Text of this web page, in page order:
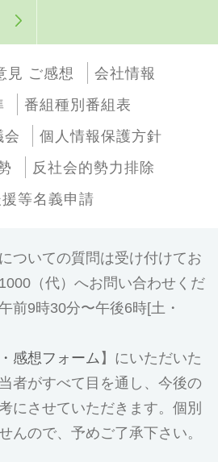
見 ご感想
会社情報
番組種別番組表
会
個人情報保護方針
反社会的勢力排除
等名義申請
ついての質問は受け付けてお
（代）へお問い合わせくだ
前9時30分〜午後6時[土・
感想フォーム】にいただいた
者がすべて目を通し、今後の
にさせていただきます。個別
んので、予めご了承下さい。